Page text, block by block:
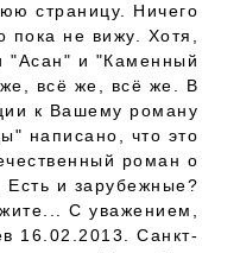
страницу. Ничего
пока не вижу. Хотя,
"Асан" и "Каменный
всё же, всё же. В
к Вашему роману
написано, что это
роман о
Есть и зарубежные?
С уважением,
16.02.2013. Санкт-